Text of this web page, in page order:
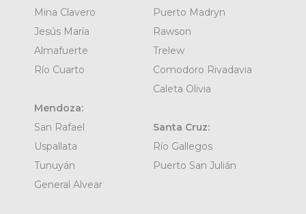
Mina Clavero
Jesús María
Almafuerte
Río Cuarto
Mendoza:
San Rafael
Uspallata
Tunuyán
General Alvear
Puerto Madryn
Rawson
Trelew
Comodoro Rivadavia
Caleta Olivia
Santa Cruz:
Río Gallegos
Puerto San Julián